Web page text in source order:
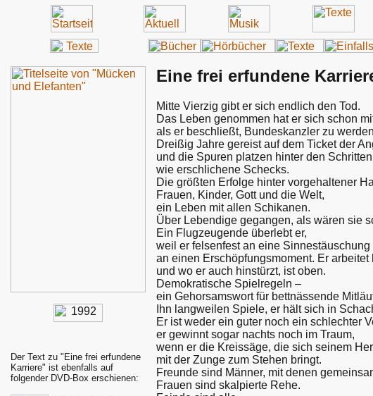
Der Text zu "Eine frei erfundene
Karriere" ist ebenfalls auf
folgender DVD-Box erschienen:
Eine frei erfundene
Mitte Vierzig gibt er sich endlich den Tod.
Das Leben genommen hat er sich schon
als er beschließt, Bundeskanzler zu
Dreißig Jahre gereist auf dem Ticket der
und die Spuren platzen hinter den Schritten
wie erschlichene Schecks.
Die größten Erfolge hinter vorgehaltener
Frauen, Kinder, Gott und die Welt,
ein Leben mit allen Schikanen.
Über Lebendige gegangen, als wären sie
Ein Flugzeugende überlebt er,
weil er felsenfest an eine Sinnestäuschung
an einen Erschöpfungsmoment. Er arbeitet
und wo er auch hinstürzt, ist oben.
Demokratische Spielregeln –
ein Gehorsamswort für bettnässende
Ihn langweilen Spiele, er hält sich in
Er ist weder ein guter noch ein schlechter
er gewinnt sogar nachts noch im Traum,
wenn er die Kreissäge, die sich seinem
mit der Zunge zum Stehen bringt.
Freunde sind Männer, mit denen
Frauen sind skalpierte Rehe.